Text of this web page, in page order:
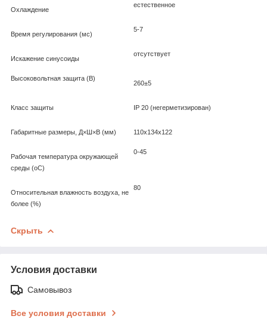
Охлаждение
естественное
Время регулирования (мс)
5-7
Искажение синусоиды
отсутствует
Высоковольтная защита (В)
260±5
Класс защиты IP 20 (негерметизирован)
Габаритные размеры, Д×Ш×В (мм) 110x134x122
Рабочая температура окружающей
среды (оС)
0-45
Относительная влажность воздуха, не
более (%)
80
Скрыть
Условия доставки
Самовывоз
Все условия доставки